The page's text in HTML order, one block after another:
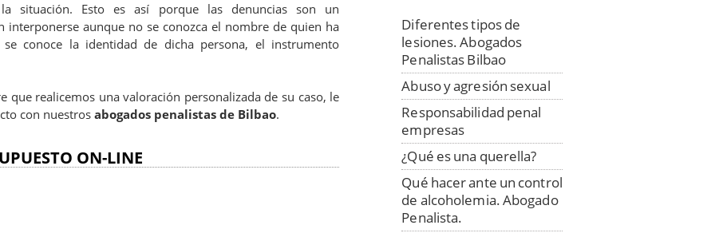
situación. Esto es así porque las denuncias son un
aunque no se conozca el nombre de quien ha
conoce la identidad de dicha persona, el instrumento
que realicemos una valoración personalizada de su caso, le
con nuestros abogados penalistas de Bilbao.
ON-LINE
Diferentes tipos de
lesiones. Abogados
Penalistas Bilbao
Abuso y agresión sexual
Responsabilidad penal
empresas
¿Qué es una querella?
Qué hacer ante un control
de alcoholemia. Abogado
Penalista.